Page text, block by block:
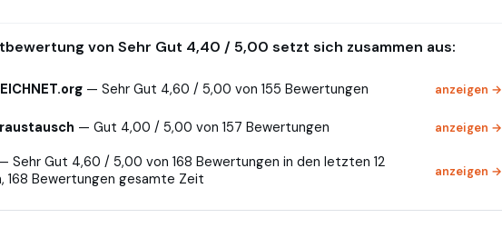
von Sehr Gut 4,40 / 5,00 setzt sich zusammen aus:
— Sehr Gut 4,60 / 5,00 von 155 Bewertungen anzeigen →
— Gut 4,00 / 5,00 von 157 Bewertungen anzeigen →
Sehr Gut 4,60 / 5,00 von 168 Bewertungen in den letzten 12
168 Bewertungen gesamte Zeit
anzeigen →